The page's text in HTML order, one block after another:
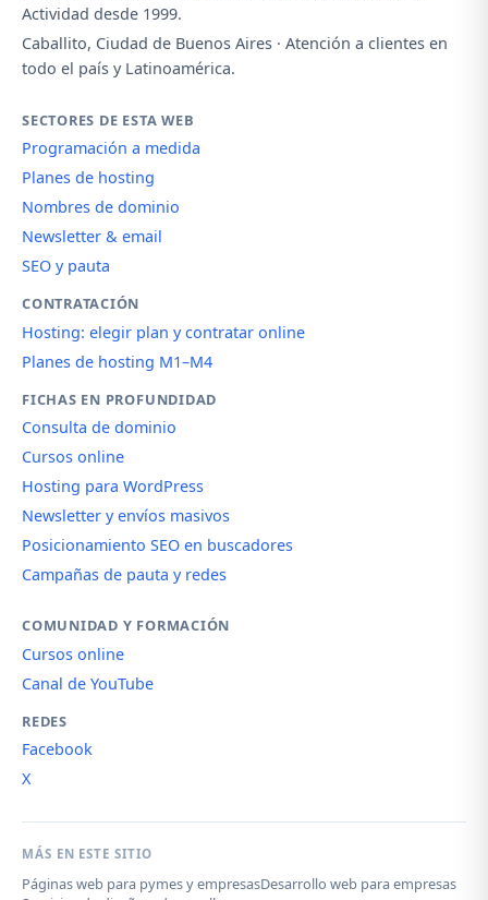
Actividad desde 1999.
Caballito, Ciudad de Buenos Aires · Atención a clientes en
todo el país y Latinoamérica.
SECTORES DE ESTA WEB
Programación a medida
Planes de hosting
Nombres de dominio
Newsletter & email
SEO y pauta
CONTRATACIÓN
Hosting: elegir plan y contratar online
Planes de hosting M1–M4
FICHAS EN PROFUNDIDAD
Consulta de dominio
Cursos online
Hosting para WordPress
Newsletter y envíos masivos
Posicionamiento SEO en buscadores
Campañas de pauta y redes
COMUNIDAD Y FORMACIÓN
Cursos online
Canal de YouTube
REDES
Facebook
X
MÁS EN ESTE SITIO
Páginas web para pymes y empresasDesarrollo web para empresas